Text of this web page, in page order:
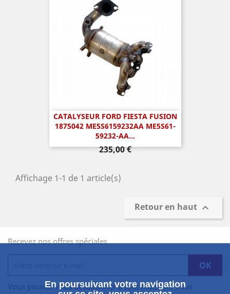
CATALYSEUR FORD FIESTA FUSION
1875042 ME5S6159232AA ME5S61-
59232-AA...
Prix
235,00 €
Affichage 1-1 de 1 article(s)
Retour en haut 
Recevez nos offres spéciales
Vous pouvez vous désabonner à tout moment. Vous
En poursuivant votre navigation